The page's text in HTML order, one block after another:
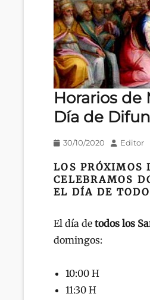
Horarios de
Día de
Publicado
30/10/2020 AutorEditor
LOS PRÓXIMOS
CELEBRAMOS
EL DÍA DE
El día de todos los
domingos:
10:00 H
11:30 H